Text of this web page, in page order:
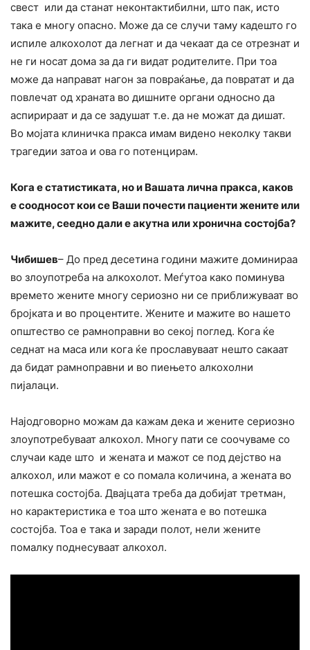
свест или да станат неконтактибилни, што пак, исто
така е многу опасно. Може да се случи таму кадешто го
испиле алкохолот да легнат и да чекаат да се отрезнат и
не ги носат дома за да ги видат родителите. При тоа
може да направат нагон за повраќање, да повратат и да
повлечат од храната во дишните органи односно да
аспирираат и да се задушат т.е. да не можат да дишат.
Во мојата клиничка пракса имам видено неколку такви
трагедии затоа и ова го потенцирам.
Кога е статистиката, но и Вашата лична пракса, каков
е соодносот кои се Ваши почести пациенти жените или
мажите, сеедно дали е акутна или хронична состојба?
Чибишев– До пред десетина години мажите доминираа
во злоупотреба на алкохолот. Меѓутоа како поминува
времето жените многу сериозно ни се приближуваат во
бројката и во процентите. Жените и мажите во нашето
општество се рамноправни во секој поглед. Кога ќе
седнат на маса или кога ќе прославуваат нешто сакаат
да бидат рамноправни и во пиењето алкохолни
пијалаци.
Најодговорно можам да кажам дека и жените сериозно
злоупотребуваат алкохол. Многу пати се соочуваме со
случаи каде што и жената и мажот се под дејство на
алкохол, или мажот е со помала количина, а жената во
потешка состојба. Двајцата треба да добијат третман,
но карактеристика е тоа што жената е во потешка
состојба. Тоа е така и заради полот, нели жените
помалку поднесуваат алкохол.